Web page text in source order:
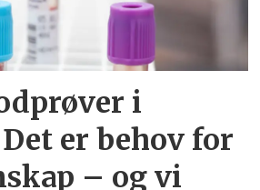
i
er behov for
– og vi